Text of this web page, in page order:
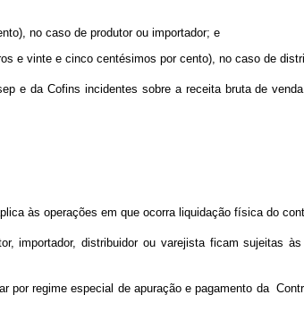
no caso de produtor ou importador; e
e vinte e cinco centésimos por cento), no caso de
e da Cofins incidentes sobre a receita bruta de
às operações em que ocorra liquidação física do
importador, distribuidor ou varejista ficam sujeitas
por regime especial de apuração e pagamento da